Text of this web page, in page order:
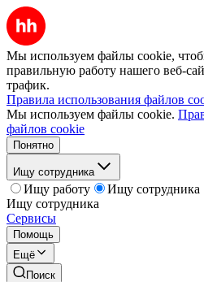
Мы используем файлы cookie,
правильную работу нашего веб-
трафик.
Правила использования файлов
Мы используем файлы cookie.
файлов cookie
Понятно
Ищу сотрудника
Ищу работу
Ищу сотрудника
Ищу сотрудника
Сервисы
Помощь
Ещё
Поиск